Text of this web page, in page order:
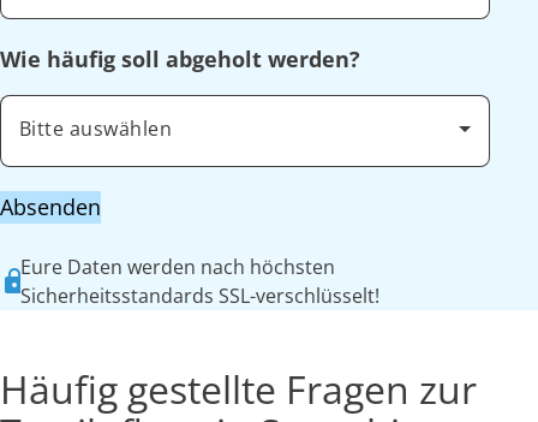
Wie häufig soll abgeholt werden?
Bitte auswählen
Absenden
Eure Daten werden nach höchsten
Sicherheitsstandards SSL-verschlüsselt!
Häufig gestellte Fragen zur